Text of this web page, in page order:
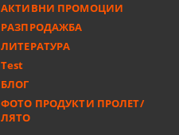
АКТИВНИ ПРОМОЦИИ
РАЗПРОДАЖБА
ЛИТЕРАТУРА
Test
БЛОГ
ФОТО ПРОДУКТИ ПРОЛЕТ/
ЛЯТО